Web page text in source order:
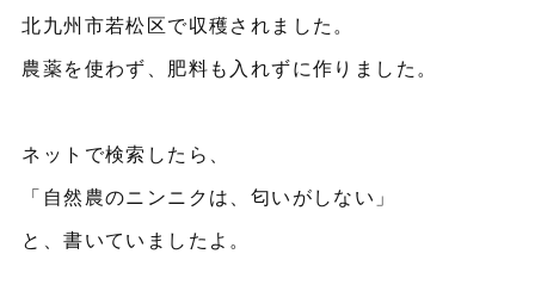
北九州市若松区で収穫されました。
農薬を使わず、肥料も入れずに作りました。
ネットで検索したら、
「自然農のニンニクは、匂いがしない」
と、書いていましたよ。